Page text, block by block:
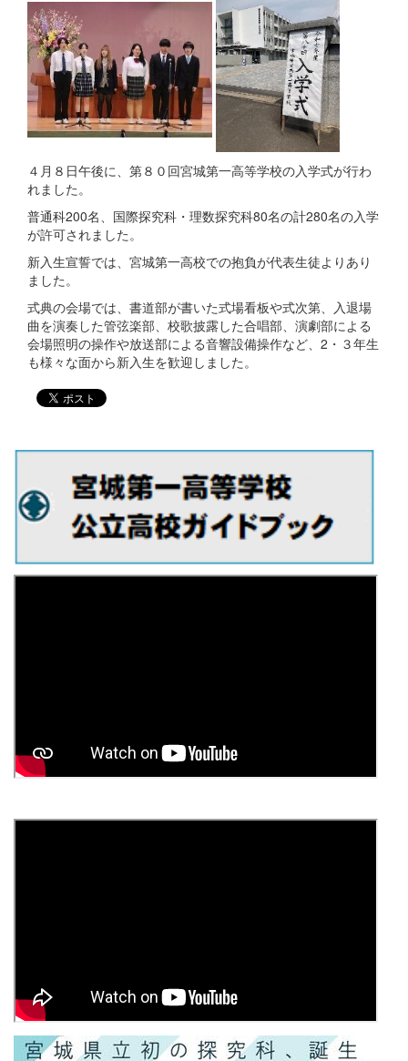
４月８日午後に、第８０回宮城第一高等学校の入学式が行わ
れました。
普通科200名、国際探究科・理数探究科80名の計280名の入学
が許可されました。
新入生宣誓では、宮城第一高校での抱負が代表生徒よりあり
ました。
式典の会場では、書道部が書いた式場看板や式次第、入退場
曲を演奏した管弦楽部、校歌披露した合唱部、演劇部による
会場照明の操作や放送部による音響設備操作など、2・３年生
も様々な面から新入生を歓迎しました。